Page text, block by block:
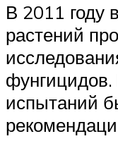
В 2011 году
растений
фунгицидов.
испытаний